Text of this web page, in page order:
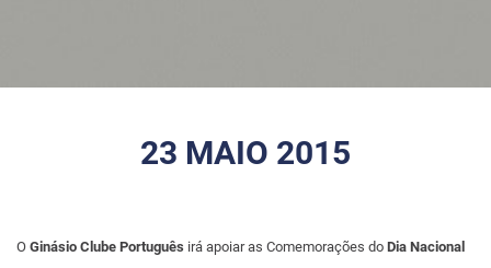
23 MAIO 2015
O Ginásio Clube Português irá apoiar as Comemorações do Dia Nacional